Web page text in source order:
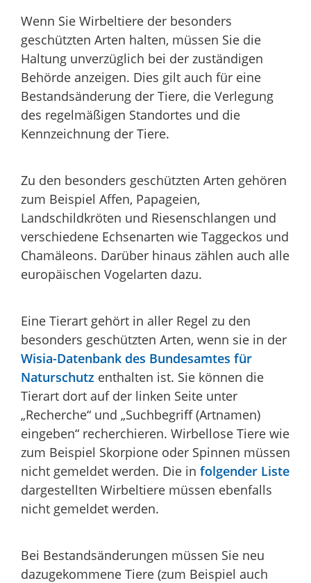
Wenn Sie Wirbeltiere der besonders
geschützten Arten halten, müssen Sie die
Haltung unverzüglich bei der zuständigen
Behörde anzeigen. Dies gilt auch für eine
Bestandsänderung der Tiere, die Verlegung
des regelmäßigen Standortes und die
Kennzeichnung der Tiere.
Zu den besonders geschützten Arten gehören
zum Beispiel Affen, Papageien,
Landschildkröten und Riesenschlangen und
verschiedene Echsenarten wie Taggeckos und
Chamäleons. Darüber hinaus zählen auch alle
europäischen Vogelarten dazu.
Eine Tierart gehört in aller Regel zu den
besonders geschützten Arten, wenn sie in der
Wisia-Datenbank des Bundesamtes für
Naturschutz enthalten ist. Sie können die
Tierart dort auf der linken Seite unter
„Recherche“ und „Suchbegriff (Artnamen)
eingeben“ recherchieren. Wirbellose Tiere wie
zum Beispiel Skorpione oder Spinnen müssen
nicht gemeldet werden. Die in folgender Liste
dargestellten Wirbeltiere müssen ebenfalls
nicht gemeldet werden.
Bei Bestandsänderungen müssen Sie neu
dazugekommene Tiere (zum Beispiel auch